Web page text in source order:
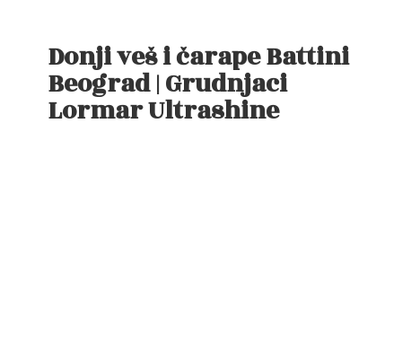
Donji veš i čarape Battini
Beograd | Grudnjaci
Lormar Ultrashine